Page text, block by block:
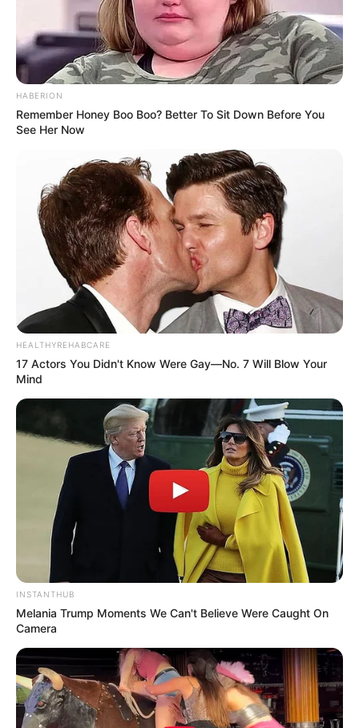
ΤΑΥΤΟΤΗΤΑ ΚΑΙ ΕΠΙΚΟΙΝΩΝΙΑ ΟΡΟΙ ΧΡΗΣΗΣ
HABERION
Remember Honey Boo Boo? Better To Sit Down Before You
See Her Now
HEALTHYREHABCARE
17 Actors You Didn't Know Were Gay—No. 7 Will Blow Your
Mind
INSTANTHUB
Melania Trump Moments We Can't Believe Were Caught On
Camera